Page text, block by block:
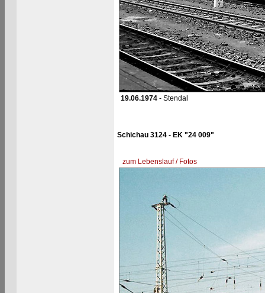
19.06.1974- Stendal
Schichau 3124 - EK "24 009"
zum Lebenslauf / Fotos